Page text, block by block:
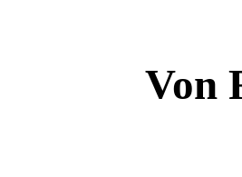
Von